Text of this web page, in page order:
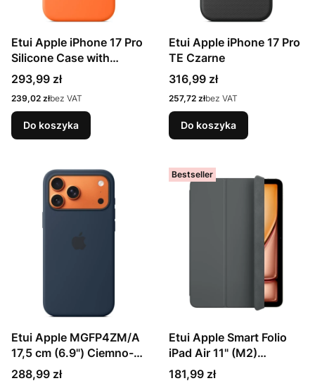
Etui Apple iPhone 17 Pro
Silicone Case with
MagSafe – Orange
Cena
293,99 zł
Cena
239,02 złbez VAT
Do koszyka
Etui Apple iPhone 17 Pro
TE Czarne
Cena
316,99 zł
Cena
257,72 złbez VAT
Do koszyka
Etui Apple MGFP4ZM/A
17,5 cm (6.9") Ciemno-
Niebieski 100660873
Cena
288,99 zł
Bestseller
Etui Apple Smart Folio
iPad Air 11" (M2)
antrazyt
Cena
181,99 zł